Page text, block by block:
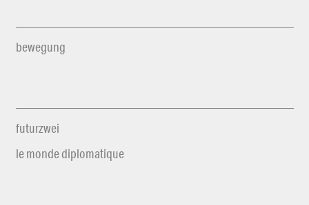
bewegung
futurzwei
le monde diplomatique